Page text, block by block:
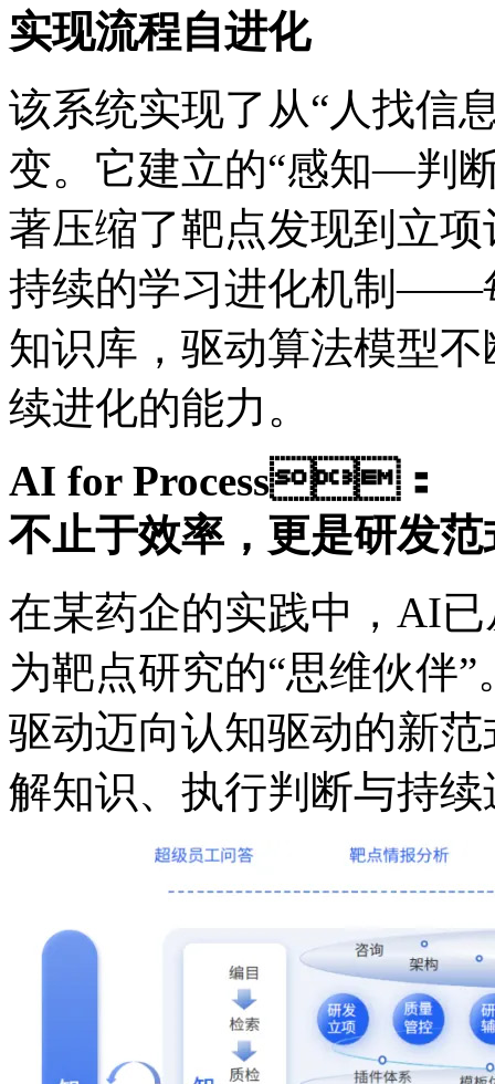
实现流程自进化
该系统实现了从“人找信
变。它建立的“感知—判
著压缩了靶点发现到立项
持续的学习进化机制——
知识库，驱动算法模型
续进化的能力。
AI for Process：
不止于效率，更是研发
在某药企的实践中，AI
为靶点研究的“思维伙伴
驱动迈向认知驱动的新
解知识、执行判断与持